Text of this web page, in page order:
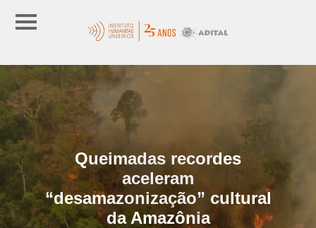
Queimadas recordes
aceleram
“desamazonização” cultural
da Amazônia